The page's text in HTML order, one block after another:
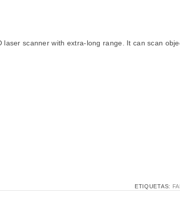
laser scanner with extra-long range. It can scan
ETIQUETAS: